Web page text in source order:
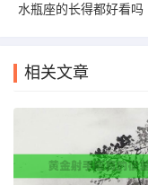
水瓶座的长得都好看吗
相关文章